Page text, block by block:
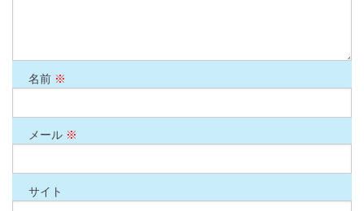
名前 ※
メール ※
サイト